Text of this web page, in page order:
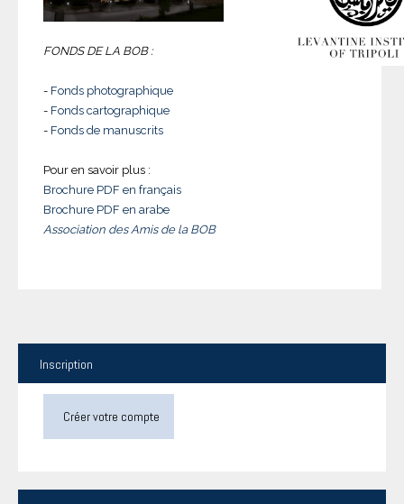
FONDS DE LA BOB :
- Fonds photographique
- Fonds cartographique
- Fonds de manuscrits
Pour en savoir plus :
Brochure PDF en français
Brochure PDF en arabe
Association des Amis de la BOB
Inscription
Créer votre compte